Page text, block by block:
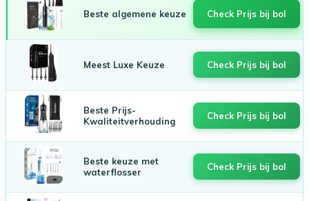
Beste algemene keuze Check Prijs bij bol
Meest Luxe Keuze Check Prijs bij bol
Beste Prijs-
Kwaliteitverhouding
Check Prijs bij bol
Beste keuze met
waterflosser
Check Prijs bij bol